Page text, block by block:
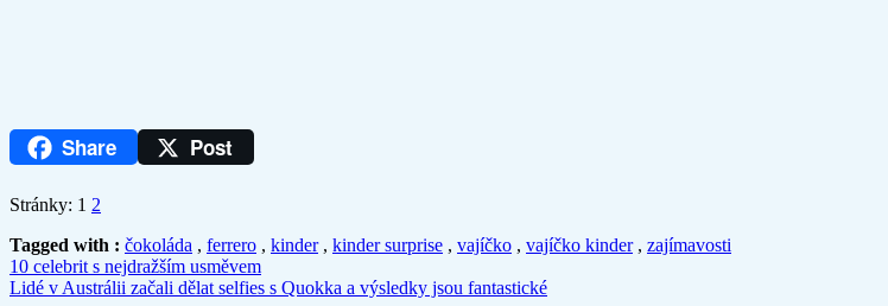
Share Post
Stránky: 1 2
Tagged with : čokoláda , ferrero , kinder, kinder surprise , vajíčko , vajíčko kinder, zajímavosti
10 celebrit s nejdražším usměvem
Lidé v Austrálii začali dělat selfies s Quokka a výsledky jsou fantastické